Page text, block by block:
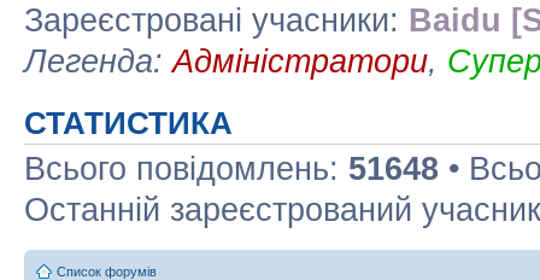
Зареєстровані учасники: Baidu
Легенда:Адміністратори,
СТАТИСТИКА
Всього повідомлень: 51648 •
Останній зареєстрований
Список форумів